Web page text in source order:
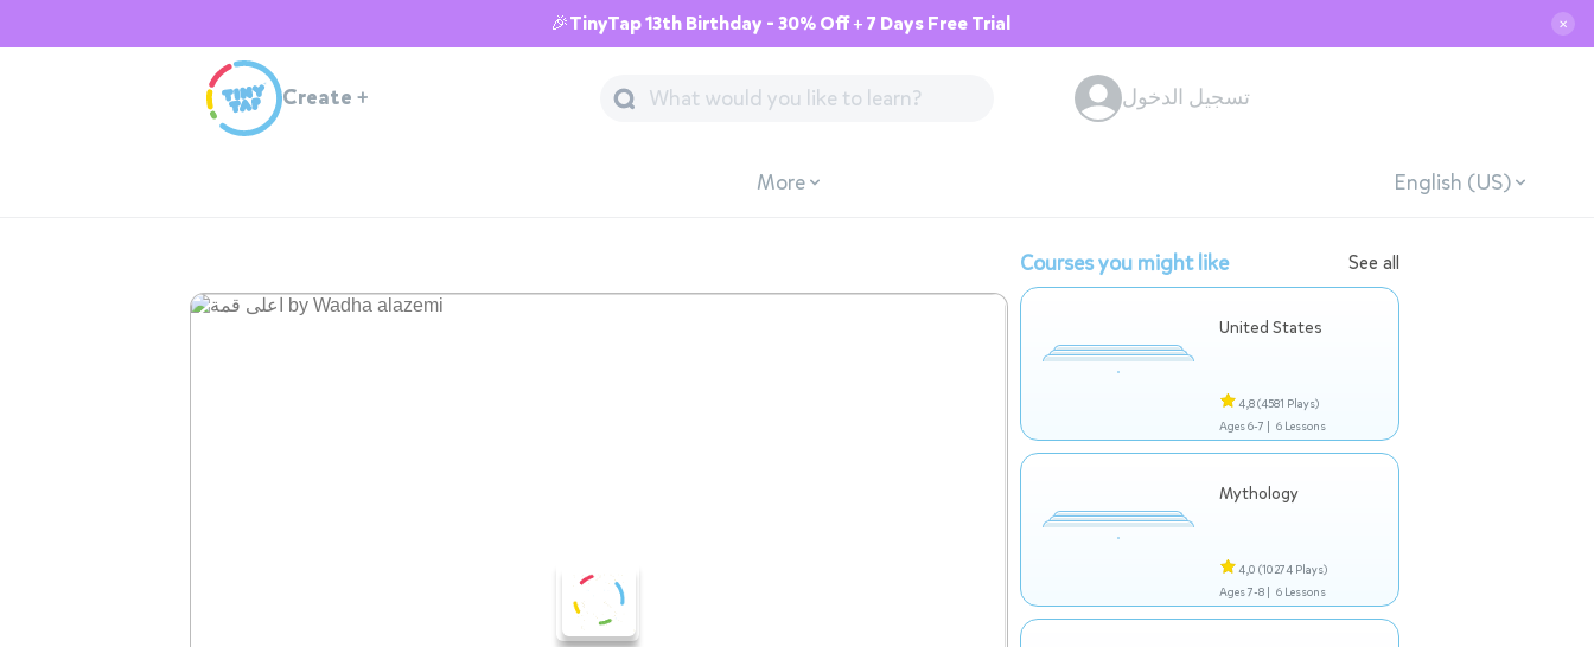
🎉TinyTap 13th Birthday - 30% Off + 7 Days Free Trial ✕
Create + تسجيل الدخول
More English (US)
Courses you might like See all
United States
4,8(4581 Plays)
Ages 6-7 | 6 Lessons
Mythology
4,0 (10274 Plays)
Ages 7-8 | 6 Lessons